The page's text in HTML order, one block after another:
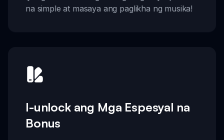
na simple at masaya ang paglikha ng musika!
I-unlock ang Mga Espesyal na
Bonus